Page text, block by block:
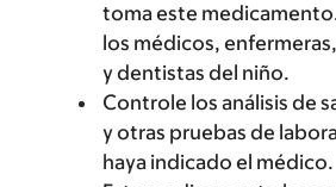
toma este
los médicos,
y dentistas del niño.
Controle los análisis de
y otras pruebas de
haya indicado el médico.